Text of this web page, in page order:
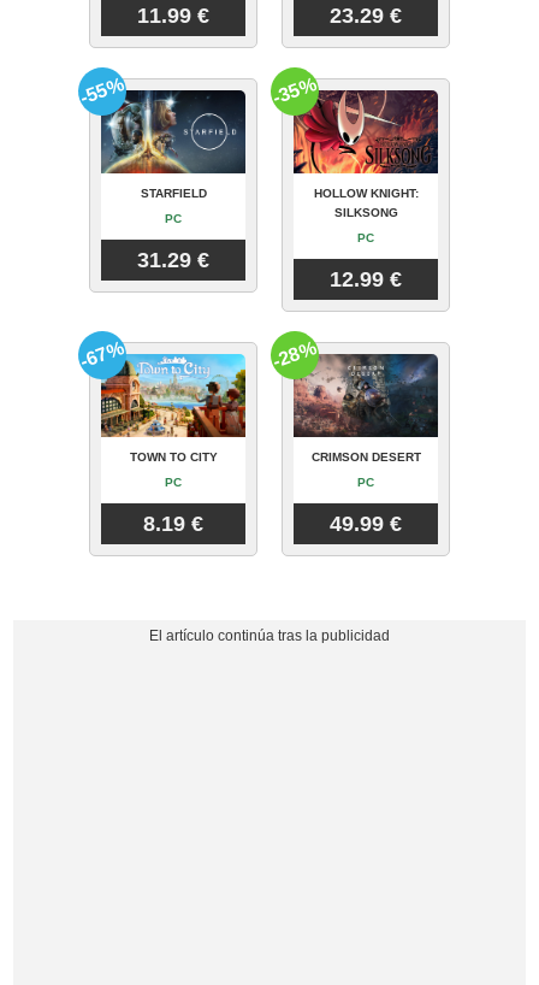
11.99 € 23.29 €
STARFIELD
PC
31.29 €
-55%
HOLLOW KNIGHT:
SILKSONG
PC
12.99 €
-35%
TOWN TO CITY
PC
8.19 €
-67%
CRIMSON DESERT
PC
49.99 €
-28%